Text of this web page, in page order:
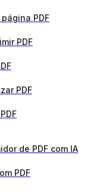
página PDF
PDF
PDF
de PDF com IA
PDF